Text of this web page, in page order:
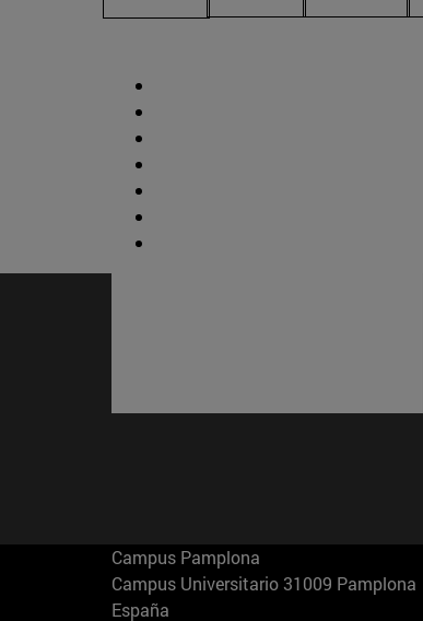
Campus Pamplona
Campus Universitario 31009 Pamplona
España